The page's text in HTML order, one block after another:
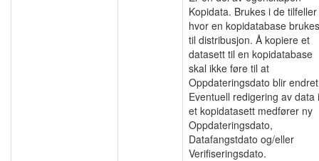
Kopidata. Brukes i de tilfeller
hvor en kopidatabase brukes
til distribusjon. Å kopiere et
datasett til en kopidatabase
skal ikke føre til at
Oppdateringsdato blir
Eventuell redigering av data i
et kopidatasett medfører ny
Oppdateringsdato,
Datafangstdato og/eller
Verifiseringsdato.